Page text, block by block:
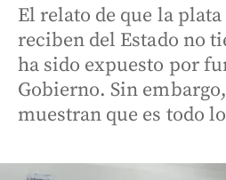
El relato de que la plata
reciben del Estado no
ha sido expuesto por
Gobierno. Sin
muestran que es todo